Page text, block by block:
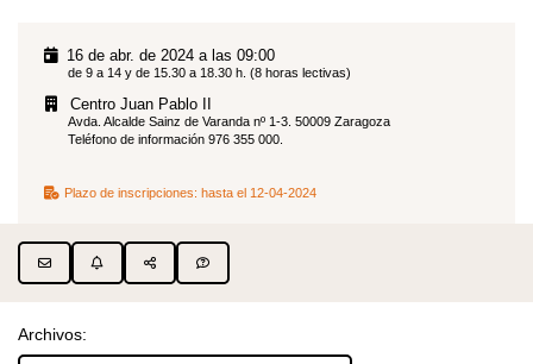
16 de abr. de 2024 a las 09:00
de 9 a 14 y de 15.30 a 18.30 h. (8 horas lectivas)
Centro Juan Pablo II
Avda. Alcalde Sainz de Varanda nº 1-3. 50009 Zaragoza
Teléfono de información 976 355 000.
Plazo de inscripciones: hasta el 12-04-2024
Archivos: